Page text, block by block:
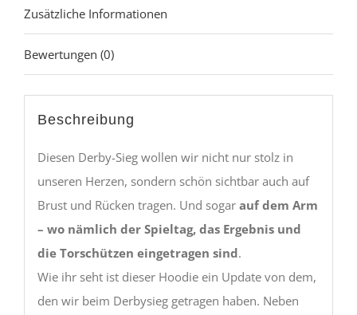
Fresse
Edition
Menge
Zusätzliche Informationen
Bewertungen (0)
Beschreibung
Diesen Derby-Sieg wollen wir nicht nur stolz in
unseren Herzen, sondern schön sichtbar auch auf
Brust und Rücken tragen. Und sogar auf dem Arm
– wo nämlich der Spieltag, das Ergebnis und
die Torschützen eingetragen sind.
Wie ihr seht ist dieser Hoodie ein Update von dem,
den wir beim Derbysieg getragen haben. Neben